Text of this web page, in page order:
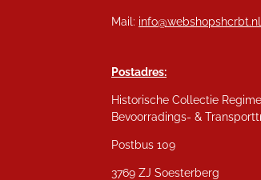
Mail: info@webshopshcrbt.nl
Postadres:
Historische Collectie
Bevoorradings- &
Postbus 109
3769 ZJ Soesterberg